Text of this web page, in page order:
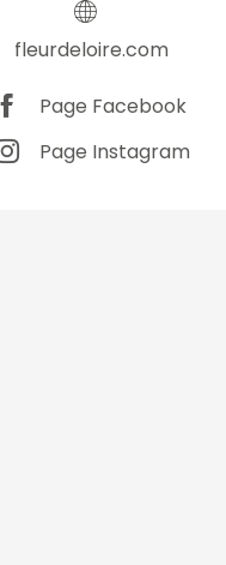
fleurdeloire.com
Page Facebook
Page Instagram